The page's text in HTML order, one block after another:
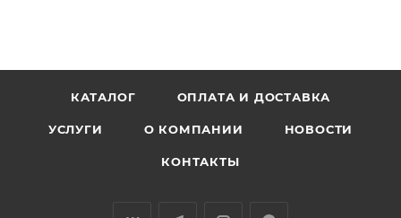
КАТАЛОГ ОПЛАТА И ДОСТАВКА
УСЛУГИ О КОМПАНИИ НОВОСТИ
КОНТАКТЫ